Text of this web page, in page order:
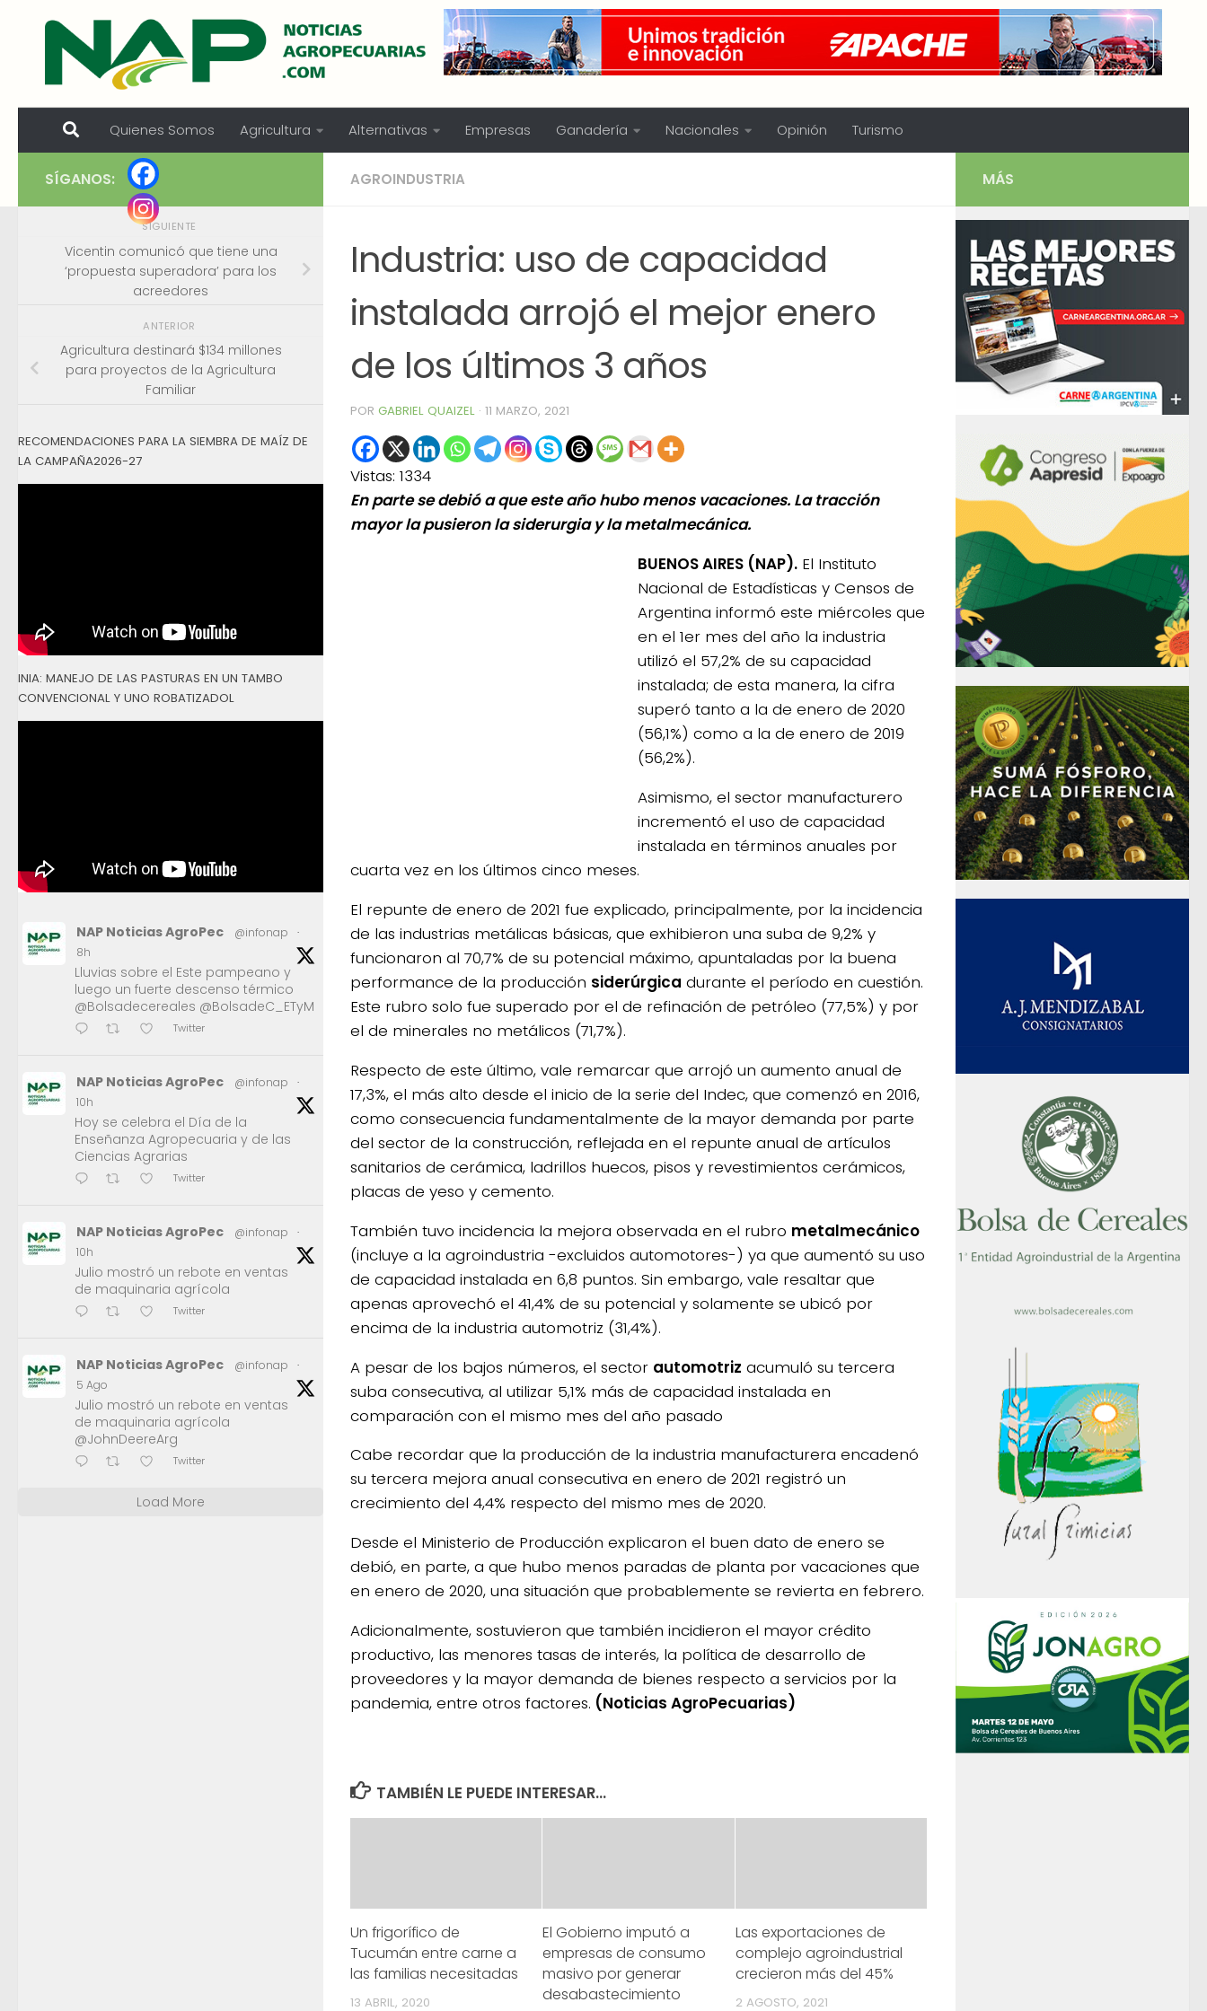
Skip to content
Quienes Somos Agricultura Alternativas Empresas Ganadería Nacionales Opinión Turismo
AGROINDUSTRIA
Industria: uso de capacidad
instalada arrojó el mejor enero
de los últimos 3 años
POR GABRIEL QUAIZEL · 11 MARZO, 2021
Vistas: 1334
En parte se debió a que este año hubo menos vacaciones. La tracción
mayor la pusieron la siderurgia y la metalmecánica.
BUENOS AIRES (NAP). El Instituto
Nacional de Estadísticas y Censos de
Argentina informó este miércoles que
en el 1er mes del año la industria
utilizó el 57,2% de su capacidad
instalada; de esta manera, la cifra
superó tanto a la de enero de 2020
(56,1%) como a la de enero de 2019
(56,2%).
Asimismo, el sector manufacturero
incrementó el uso de capacidad
instalada en términos anuales por
cuarta vez en los últimos cinco meses.
El repunte de enero de 2021 fue explicado, principalmente, por la incidencia
de las industrias metálicas básicas, que exhibieron una suba de 9,2% y
funcionaron al 70,7% de su potencial máximo, apuntaladas por la buena
performance de la producción siderúrgica durante el período en cuestión.
Este rubro solo fue superado por el de refinación de petróleo (77,5%) y por
el de minerales no metálicos (71,7%).
Respecto de este último, vale remarcar que arrojó un aumento anual de
17,3%, el más alto desde el inicio de la serie del Indec, que comenzó en 2016,
como consecuencia fundamentalmente de la mayor demanda por parte
del sector de la construcción, reflejada en el repunte anual de artículos
sanitarios de cerámica, ladrillos huecos, pisos y revestimientos cerámicos,
placas de yeso y cemento.
También tuvo incidencia la mejora observada en el rubro metalmecánico
(incluye a la agroindustria -excluidos automotores-) ya que aumentó su uso
de capacidad instalada en 6,8 puntos. Sin embargo, vale resaltar que
apenas aprovechó el 41,4% de su potencial y solamente se ubicó por
encima de la industria automotriz (31,4%).
A pesar de los bajos números, el sector automotriz acumuló su tercera
suba consecutiva, al utilizar 5,1% más de capacidad instalada en
comparación con el mismo mes del año pasado
Cabe recordar que la producción de la industria manufacturera encadenó
su tercera mejora anual consecutiva en enero de 2021 registró un
crecimiento del 4,4% respecto del mismo mes de 2020.
Desde el Ministerio de Producción explicaron el buen dato de enero se
debió, en parte, a que hubo menos paradas de planta por vacaciones que
en enero de 2020, una situación que probablemente se revierta en febrero.
Adicionalmente, sostuvieron que también incidieron el mayor crédito
productivo, las menores tasas de interés, la política de desarrollo de
proveedores y la mayor demanda de bienes respecto a servicios por la
pandemia, entre otros factores. (Noticias AgroPecuarias)
TAMBIÉN LE PUEDE INTERESAR...
Un frigorífico de
Tucumán entre carne a
las familias necesitadas
13 ABRIL, 2020
El Gobierno imputó a
empresas de consumo
masivo por generar
desabastecimiento
Las exportaciones de
complejo agroindustrial
crecieron más del 45%
2 AGOSTO, 2021
SÍGANOS:
SIGUIENTE
Vicentin comunicó que tiene una
‘propuesta superadora’ para los
acreedores
ANTERIOR
Agricultura destinará $134 millones
para proyectos de la Agricultura
Familiar
RECOMENDACIONES PARA LA SIEMBRA DE MAÍZ DE
LA CAMPAÑA2026-27
INIA: MANEJO DE LAS PASTURAS EN UN TAMBO
CONVENCIONAL Y UNO ROBATIZADOL
NAP Noticias AgroPec @infonap
·
8h
Lluvias sobre el Este pampeano y
luego un fuerte descenso térmico
@Bolsadecereales @BolsadeC_ETyM
Twitter
NAP Noticias AgroPec @infonap
·
10h
Hoy se celebra el Día de la
Enseñanza Agropecuaria y de las
Ciencias Agrarias
Twitter
NAP Noticias AgroPec @infonap
·
10h
Julio mostró un rebote en ventas
de maquinaria agrícola
Twitter
NAP Noticias AgroPec @infonap
·
5 Ago
Julio mostró un rebote en ventas
de maquinaria agrícola
@JohnDeereArg
Twitter
Load More
MÁS